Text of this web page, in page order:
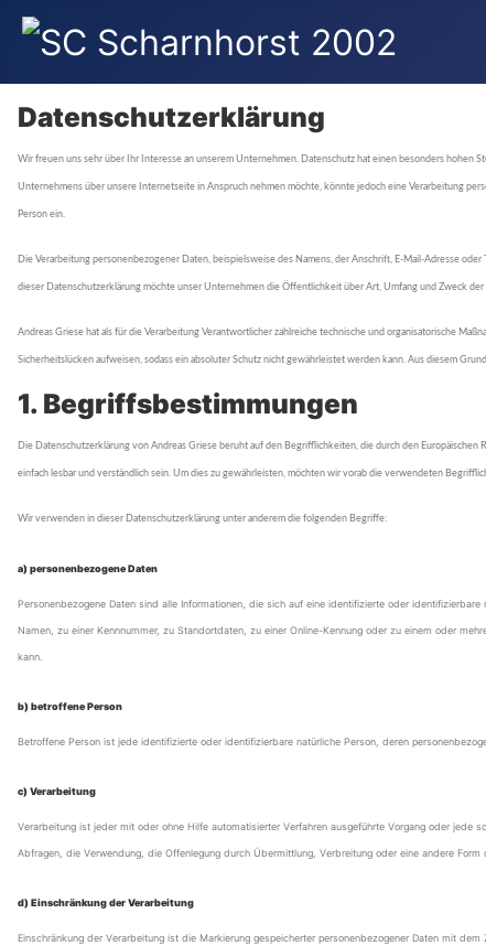
Datenschutzerklärung
Wir freuen uns sehr über Ihr Interesse an unserem Unternehmen. Datenschutz hat einen besonders hohen
Unternehmens über unsere Internetseite in Anspruch nehmen möchte, könnte jedoch eine Verarbeitung
Person ein.
Die Verarbeitung personenbezogener Daten, beispielsweise des Namens, der Anschrift, E-Mail-Adresse
dieser Datenschutzerklärung möchte unser Unternehmen die Öffentlichkeit über Art, Umfang und Zweck
Andreas Griese hat als für die Verarbeitung Verantwortlicher zahlreiche technische und organisatorische
Sicherheitslücken aufweisen, sodass ein absoluter Schutz nicht gewährleistet werden kann. Aus diesem
1. Begriffsbestimmungen
Die Datenschutzerklärung von Andreas Griese beruht auf den Begrifflichkeiten, die durch den
einfach lesbar und verständlich sein. Um dies zu gewährleisten, möchten wir vorab die verwendeten
Wir verwenden in dieser Datenschutzerklärung unter anderem die folgenden Begriffe:
a) personenbezogene Daten
Personenbezogene Daten sind alle Informationen, die sich auf eine identifizierte oder
Namen, zu einer Kennnummer, zu Standortdaten, zu einer Online-Kennung oder zu einem oder
kann.
b) betroffene Person
Betroffene Person ist jede identifizierte oder identifizierbare natürliche Person, deren
c) Verarbeitung
Verarbeitung ist jeder mit oder ohne Hilfe automatisierter Verfahren ausgeführte Vorgang oder jede
Abfragen, die Verwendung, die Offenlegung durch Übermittlung, Verbreitung oder eine andere
d) Einschränkung der Verarbeitung
Einschränkung der Verarbeitung ist die Markierung gespeicherter personenbezogener Daten mit